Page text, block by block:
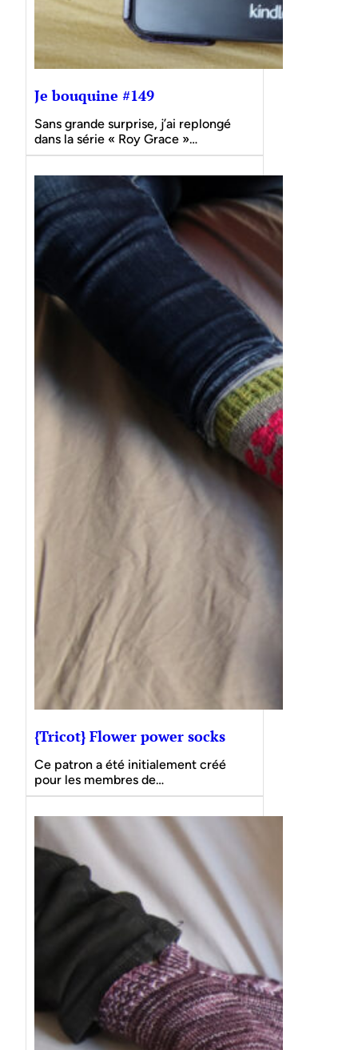
Je bouquine #149
Sans grande surprise, j’ai replongé
dans la série « Roy Grace »…
{Tricot} Flower power socks
Ce patron a été initialement créé
pour les membres de…